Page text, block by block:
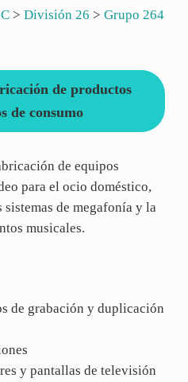
> División 26 > Grupo 264
de productos
de consumo
de equipos
para el ocio doméstico,
de megafonía y la
musicales.
de grabación y duplicación
y pantallas de televisión